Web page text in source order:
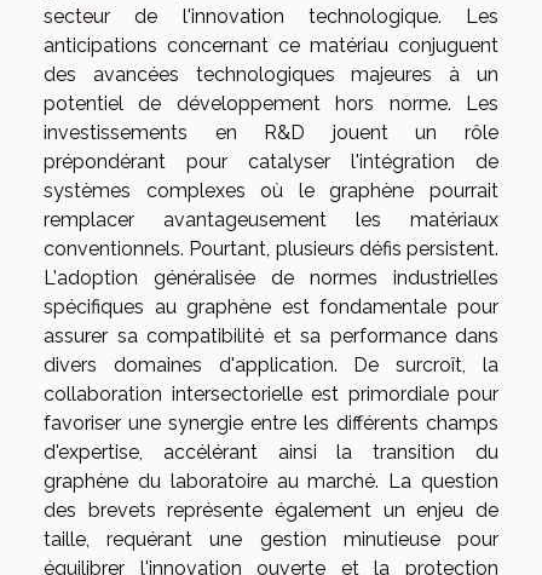
secteur de l'innovation technologique. Les
anticipations concernant ce matériau conjuguent
des avancées technologiques majeures à un
potentiel de développement hors norme. Les
investissements en R&D jouent un rôle
prépondérant pour catalyser l'intégration de
systèmes complexes où le graphène pourrait
remplacer avantageusement les matériaux
conventionnels. Pourtant, plusieurs défis persistent.
L'adoption généralisée de normes industrielles
spécifiques au graphène est fondamentale pour
assurer sa compatibilité et sa performance dans
divers domaines d'application. De surcroît, la
collaboration intersectorielle est primordiale pour
favoriser une synergie entre les différents champs
d'expertise, accélérant ainsi la transition du
graphène du laboratoire au marché. La question
des brevets représente également un enjeu de
taille, requérant une gestion minutieuse pour
équilibrer l'innovation ouverte et la protection